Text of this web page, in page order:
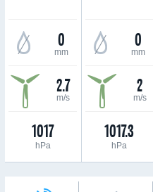
0
mm
2.7
m/s
1017
hPa
0
mm
2
m/s
1017.3
hPa